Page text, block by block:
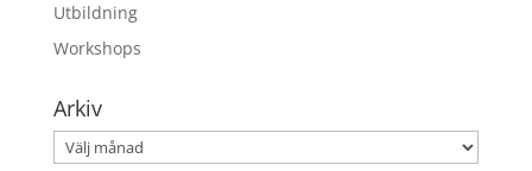
Utbildning
Workshops
Arkiv
Arkiv